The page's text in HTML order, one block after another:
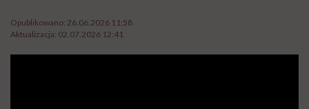
Opublikowano: 26.06.2026 11:58
Aktualizacja: 02.07.2026 12:41